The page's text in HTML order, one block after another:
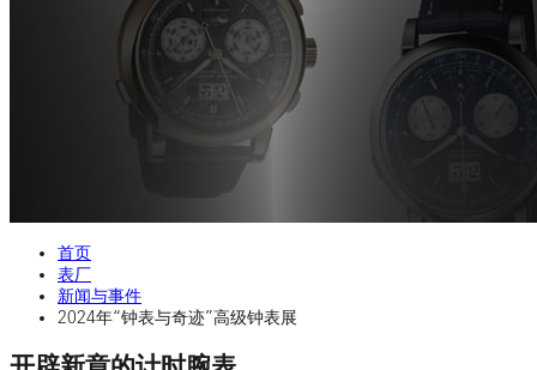
首页
表厂
新闻与事件
2024年“钟表与奇迹”高级钟表展